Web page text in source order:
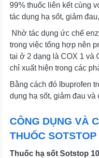
99% thuốc liên kết cùng
tác dụng hạ sốt, giảm
Nhờ tác dụng ức chế
trong việc tổng hợp nên
tại ở 2 dạng là COX 1 và
chỉ xuất hiện trong các
Bằng cách đó Ibuprofen
dụng hạ sốt, giảm đau và
CÔNG DỤNG VÀ
THUỐC SOTSTOP
Thuốc hạ sốt Sotstop